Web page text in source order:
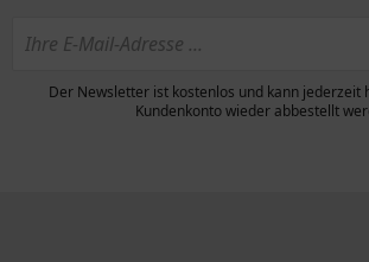
Der Newsletter ist kostenlos und kann jederzeit
Kundenkonto wieder abbestellt